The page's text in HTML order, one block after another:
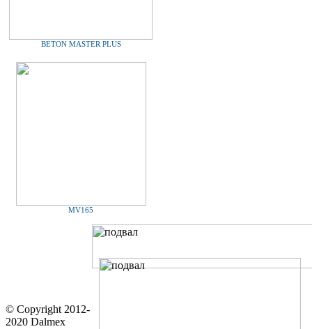
BETON MASTER PLUS
MV165
© Copyright 2012-
2020 Dalmex